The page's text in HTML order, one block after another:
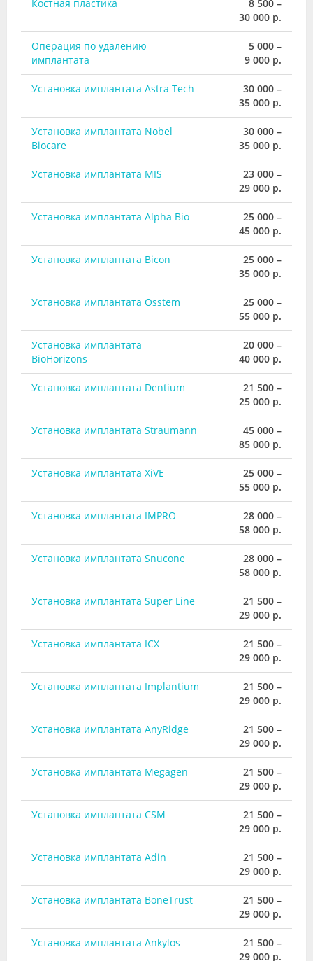
Костная пластика
8 500 –
30 000 р.
Операция по удалению
имплантата
5 000 –
9 000 р.
Установка имплантата Astra Tech
30 000 –
35 000 р.
Установка имплантата Nobel
Biocare
30 000 –
35 000 р.
Установка имплантата MIS
23 000 –
29 000 р.
Установка имплантата Alpha Bio
25 000 –
45 000 р.
Установка имплантата Bicon
25 000 –
35 000 р.
Установка имплантата Osstem
25 000 –
55 000 р.
Установка имплантата
BioHorizons
20 000 –
40 000 р.
Установка имплантата Dentium
21 500 –
25 000 р.
Установка имплантата Straumann
45 000 –
85 000 р.
Установка имплантата XiVE
25 000 –
55 000 р.
Установка имплантата IMPRO
28 000 –
58 000 р.
Установка имплантата Snucone
28 000 –
58 000 р.
Установка имплантата Super Line
21 500 –
29 000 р.
Установка имплантата ICX
21 500 –
29 000 р.
Установка имплантата Implantium
21 500 –
29 000 р.
Установка имплантата AnyRidge
21 500 –
29 000 р.
Установка имплантата Megagen
21 500 –
29 000 р.
Установка имплантата CSM
21 500 –
29 000 р.
Установка имплантата Adin
21 500 –
29 000 р.
Установка имплантата BoneTrust
21 500 –
29 000 р.
Установка имплантата Ankylos
21 500 –
29 000 р.